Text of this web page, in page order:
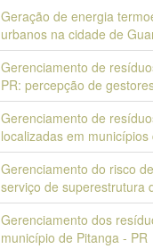
Geração de energia
urbanos na cidade de
Gerenciamento de
PR: percepção de
Gerenciamento de
localizadas em
Gerenciamento do risco
serviço de superestrutura
Gerenciamento dos
município de Pitanga - PR